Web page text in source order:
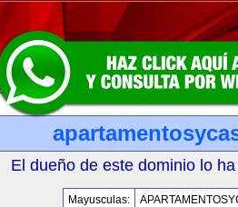
El dueño de este dominio lo
Mayusculas: